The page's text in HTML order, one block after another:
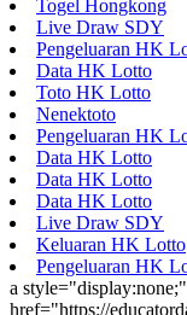
Togel Hongkong
Live Draw SDY
Pengeluaran HK
Data HK Lotto
Toto HK Lotto
Nenektoto
Pengeluaran HK
Data HK Lotto
Data HK Lotto
Data HK Lotto
Live Draw SDY
Keluaran HK Lotto
Pengeluaran HK
a style="display:none;"
href="https://